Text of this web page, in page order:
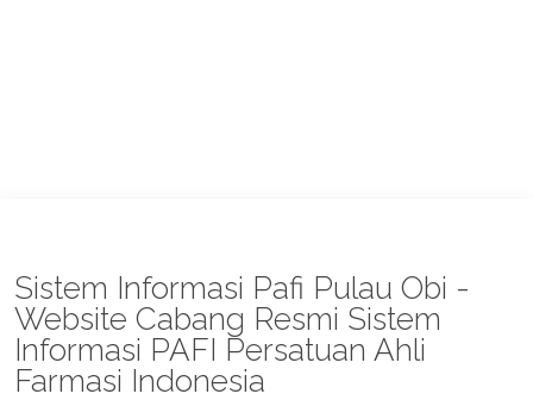
Sistem Informasi Pafi Pulau Obi -
Website Cabang Resmi Sistem
Informasi PAFI Persatuan Ahli
Farmasi Indonesia